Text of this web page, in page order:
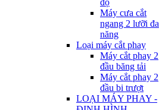
độ
Máy cưa cắt
ngang 2 lưỡi đa
năng
Loại máy cắt phay
Máy cắt phay 2
đầu băng tải
Máy cắt phay 2
đầu bi trượt
LOẠI MÁY PHAY -